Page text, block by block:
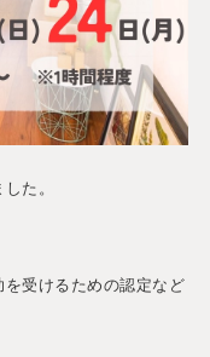
た。
受けるための認定など